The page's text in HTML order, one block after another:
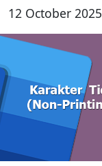
12 October 2025